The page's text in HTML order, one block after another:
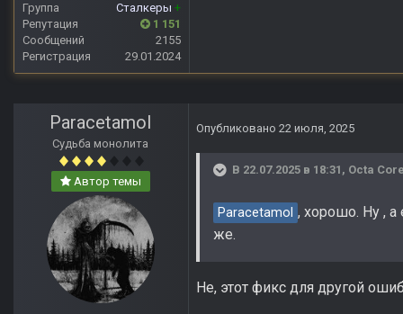
Группа
Сталкеры +
Репутация
1 151
Сообщений
2155
Регистрация
29.01.2024
Paracetamol
Судьба монолита
Автор темы
Опубликовано 22 июля, 2025
В 22.07.2025 в 18:31, Octa
Paracetamol , хорошо. Ну ,
же.
Не, этот фикс для другой